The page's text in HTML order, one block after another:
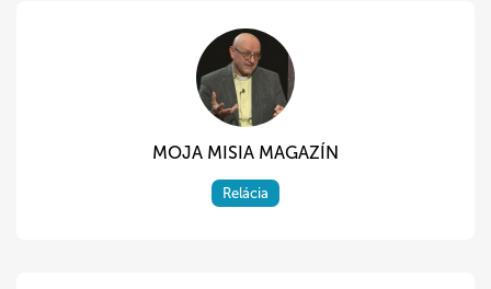
MOJA MISIA MAGAZÍN
Relácia